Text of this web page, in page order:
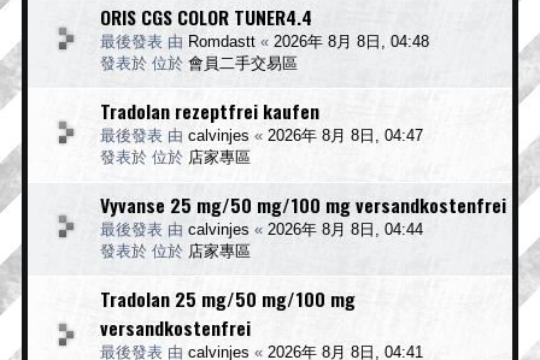
ORIS CGS COLOR TUNER4.4
最後發表 由 Romdastt « 2026年 8月 8日, 04:48
發表於 位於 會員二手交易區
Tradolan rezeptfrei kaufen
最後發表 由 calvinjes « 2026年 8月 8日, 04:47
發表於 位於 店家專區
Vyvanse 25 mg/50 mg/100 mg versandkostenfrei
最後發表 由 calvinjes « 2026年 8月 8日, 04:44
發表於 位於 店家專區
Tradolan 25 mg/50 mg/100 mg
versandkostenfrei
最後發表 由 calvinjes « 2026年 8月 8日, 04:41